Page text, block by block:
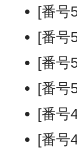
[番号
[番号
[番号
[番号
[番号
[番号